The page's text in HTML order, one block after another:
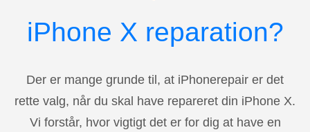
iPhone X reparation?
Der er mange grunde til, at iPhonerepair er det
rette valg, når du skal have repareret din iPhone X.
Vi forstår, hvor vigtigt det er for dig at have en